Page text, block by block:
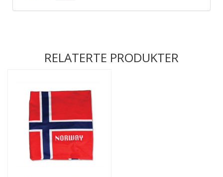
RELATERTE PRODUKTER